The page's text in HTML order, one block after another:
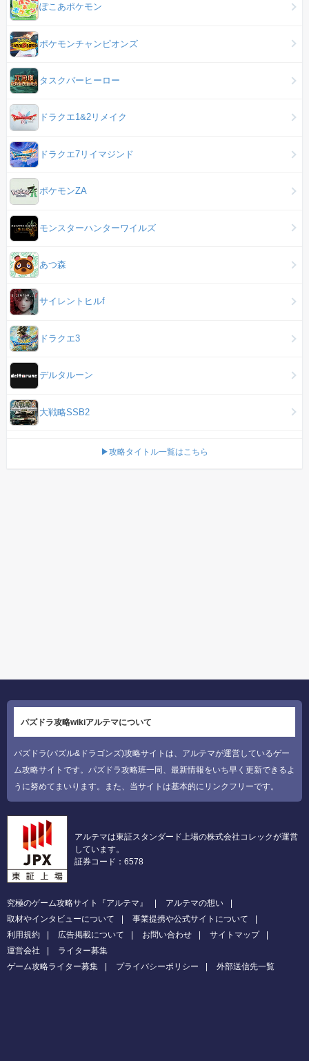
ぽこあポケモン
ポケモンチャンピオンズ
タスクバーヒーロー
ドラクエ1&2リメイク
ドラクエ7リイマジンド
ポケモンZA
モンスターハンターワイルズ
あつ森
サイレントヒルf
ドラクエ3
デルタルーン
大戦略SSB2
▶攻略タイトル一覧はこちら
パズドラ攻略wikiアルテマについて
パズドラ(パズル&ドラゴンズ)攻略サイトは、アルテマが運営しているゲー
ム攻略サイトです。パズドラ攻略班一同、最新情報をいち早く更新できるよ
うに努めてまいります。また、当サイトは基本的にリンクフリーです。
アルテマは東証スタンダード上場の株式会社コレックが運営
しています。
証券コード：6578
究極のゲーム攻略サイト『アルテマ』
アルテマの想い
取材やインタビューについて
事業提携や公式サイトについて
利用規約
広告掲載について お問い合わせ
サイトマップ
運営会社
ライター募集
ゲーム攻略ライター募集
プライバシーポリシー 外部送信先一覧